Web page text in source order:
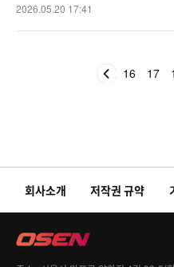
2026.05.20 17:41
16 17
회사소개 저작권 규약